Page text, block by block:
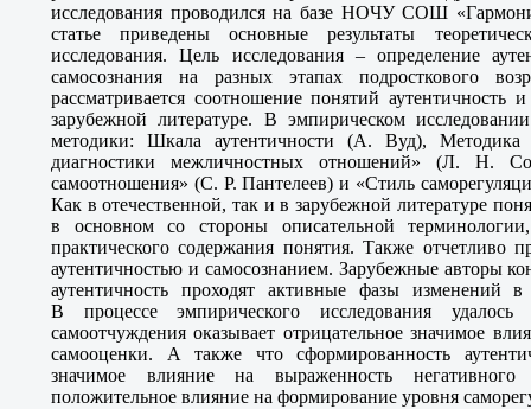
исследования проводился на базе НОЧУ СОШ
статье приведены основные результаты
исследования. Цель исследования – определение
самосознания на разных этапах подросткового
рассматривается соотношение понятий аутентичность
зарубежной литературе. В эмпирическом
методики: Шкала аутентичности (А. Вуд),
диагностики межличностных отношений» (Л. Н.
самоотношения» (С. Р. Пантелеев) и «Стиль
Как в отечественной, так и в зарубежной литературе
в основном со стороны описательной
практического содержания понятия. Также отчетливо
аутентичностью и самосознанием. Зарубежные авторы
аутентичность проходят активные фазы изменений в
В процессе эмпирического исследования удалось
самоотчуждения оказывает отрицательное значимое
самооценки. А также что сформированность
значимое влияние на выраженность
положительное влияние на формирование уровня